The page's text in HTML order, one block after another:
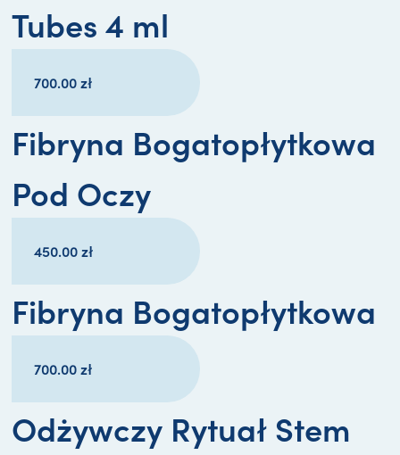
Tubes 4 ml
700.00zł
Fibryna Bogatopłytkowa
Pod Oczy
450.00zł
Fibryna Bogatopłytkowa
700.00zł
Odżywczy Rytuał Stem